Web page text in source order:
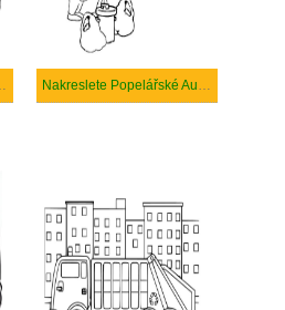
tisknutelné Nakreslete Popelářské Auto zdarma snadný